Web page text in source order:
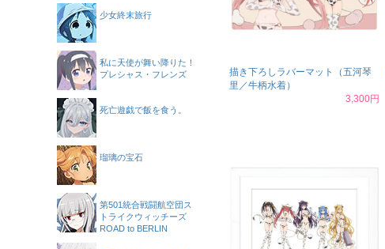
描き下ろしラバーマット（五河琴
里／牛柄水着）
3,300円
少女終末旅行
私に天使が舞い降りた！
プレシャス・フレンズ
死亡遊戯で飯を食う。
瑠璃の宝石
第501統合戦闘航空団ス
トライクウィッチーズ
ROAD to BERLIN